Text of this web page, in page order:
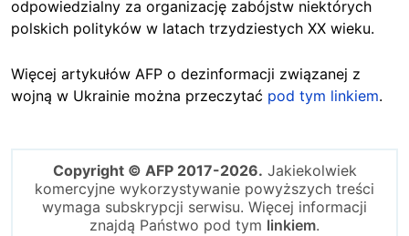
odpowiedzialny za organizację zabójstw niektórych
polskich polityków w latach trzydziestych XX wieku.
Więcej artykułów AFP o dezinformacji związanej z
wojną w Ukrainie można przeczytać pod tym linkiem.
Copyright © AFP 2017-2026. Jakiekolwiek
komercyjne wykorzystywanie powyższych treści
wymaga subskrypcji serwisu. Więcej informacji
znajdą Państwo pod tym linkiem.